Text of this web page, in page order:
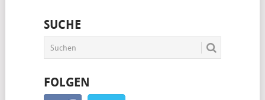
SUCHE
FOLGEN